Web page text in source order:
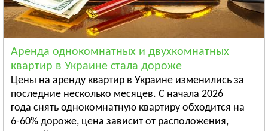
Бобринец
Гайворон
Смотреть всё
ЛУГАНСКАЯ ОБЛАСТЬ
Алчевск
Рубежное
Александровск
Смотреть всё
Аренда однокомнатных и двухкомнатных
квартир в Украине стала дороже
Цены на аренду квартир в Украине изменились за
последние несколько месяцев. С начала 2026
года снять однокомнатную квартиру обходится на
6-60% дороже, цена зависит от расположения,